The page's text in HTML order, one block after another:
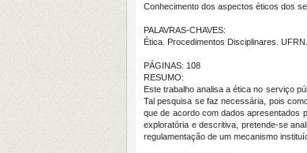
Conhecimento dos aspectos éticos dos
PALAVRAS-CHAVES:
Ética. Procedimentos Disciplinares.
PÁGINAS: 108
RESUMO:
Este trabalho analisa a ética no serviço
Tal pesquisa se faz necessária, pois
que de acordo com dados apresentados
exploratória e descritiva, pretende-se
regulamentação de um mecanismo